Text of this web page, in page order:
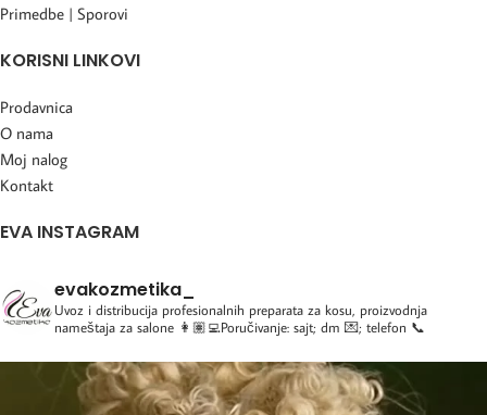
Primedbe | Sporovi
KORISNI LINKOVI
Prodavnica
O nama
Moj nalog
Kontakt
EVA INSTAGRAM
evakozmetika_
Uvoz i distribucija profesionalnih preparata za kosu, proizvodnja
nameštaja za salone 👩🏽‍💻Poručivanje: sajt; dm 💌; telefon 📞